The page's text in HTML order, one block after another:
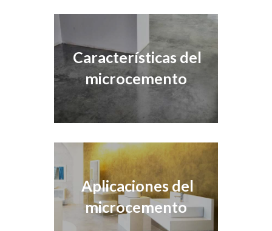
Características del
microcemento
Aplicaciones del
microcemento